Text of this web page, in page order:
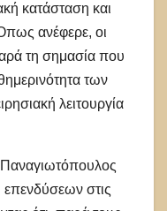
κατάσταση και
ανέφερε, οι
τη σημασία που
των
λειτουργία
επενδύσεων στις